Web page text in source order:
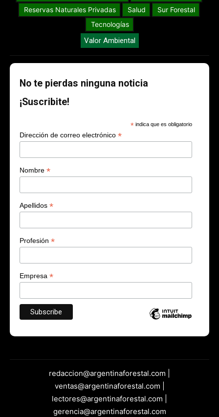
Reservas Naturales Privadas
Salud
Sur Forestal
Tecnologías
Valor Ambiental
No te pierdas ninguna noticia
¡Suscribite!
* indica que es obligatorio
Dirección de correo electrónico *
Nombre *
Apellidos *
Profesión *
Empresa *
redaccion@argentinaforestal.com |
ventas@argentinaforestal.com |
lectores@argentinaforestal.com |
gerencia@argentinaforestal.com